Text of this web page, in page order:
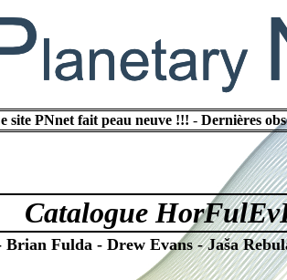
site PNnet fait peau neuve !!! - Dernières
Catalogue
Fulda - Drew Evans - Jaša